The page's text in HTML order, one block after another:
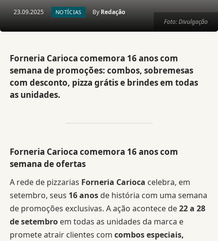
Foto: Divulgação
23.09.2025 NOTÍCIAS By Redação
Forneria Carioca comemora 16 anos com
semana de promoções: combos, sobremesas
com desconto, pizza grátis e brindes em todas
as unidades.
Forneria Carioca comemora 16 anos com
semana de ofertas
A rede de pizzarias Forneria Carioca celebra, em
setembro, seus 16 anos de história com uma semana
de promoções exclusivas. A ação acontece de22 a 28
de setembro em todas as unidades da marca e
promete atrair clientes com combos especiais,